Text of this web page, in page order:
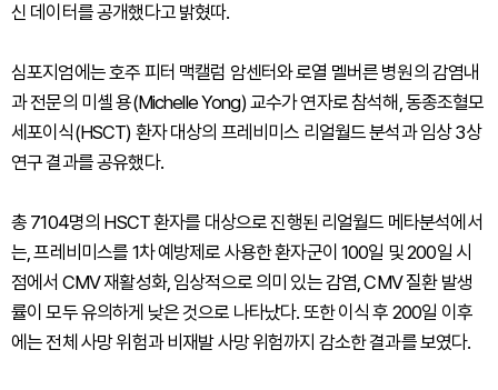
신 데이터를 공개했다고 밝혔따.
심포지엄에는 호주 피터 맥캘럼 암센터와 로열 멜버른 병원의 감염내
과 전문의 미셸 용(Michelle Yong) 교수가 연자로 참석해, 동종조혈모
세포이식(HSCT) 환자 대상의 프레비미스 리얼월드 분석과 임상 3상
연구 결과를 공유했다.
총 7104명의 HSCT 환자를 대상으로 진행된 리얼월드 메타분석에서
는, 프레비미스를 1차 예방제로 사용한 환자군이 100일 및 200일 시
점에서 CMV 재활성화, 임상적으로 의미 있는 감염, CMV 질환 발생
률이 모두 유의하게 낮은 것으로 나타났다. 또한 이식 후 200일 이후
에는 전체 사망 위험과 비재발 사망 위험까지 감소한 결과를 보였다.